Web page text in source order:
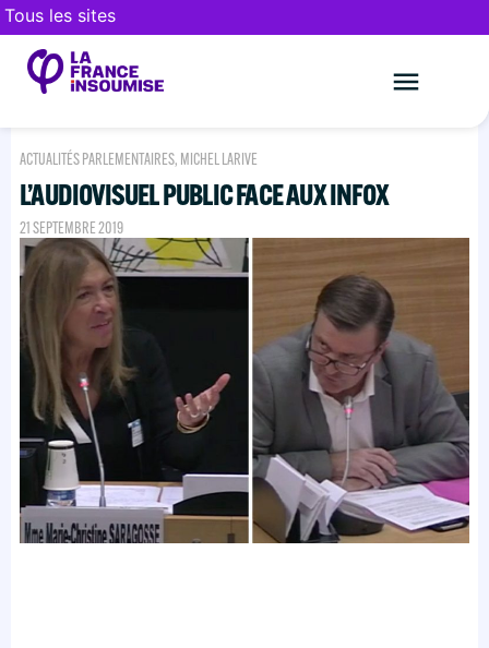
Tous les sites
ACTUALITÉS PARLEMENTAIRES, MICHEL LARIVE
L’AUDIOVISUEL PUBLIC FACE AUX INFOX
21 SEPTEMBRE 2019